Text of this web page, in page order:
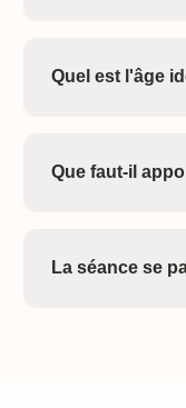
Quel est l'âge
Que faut-il
La séance se